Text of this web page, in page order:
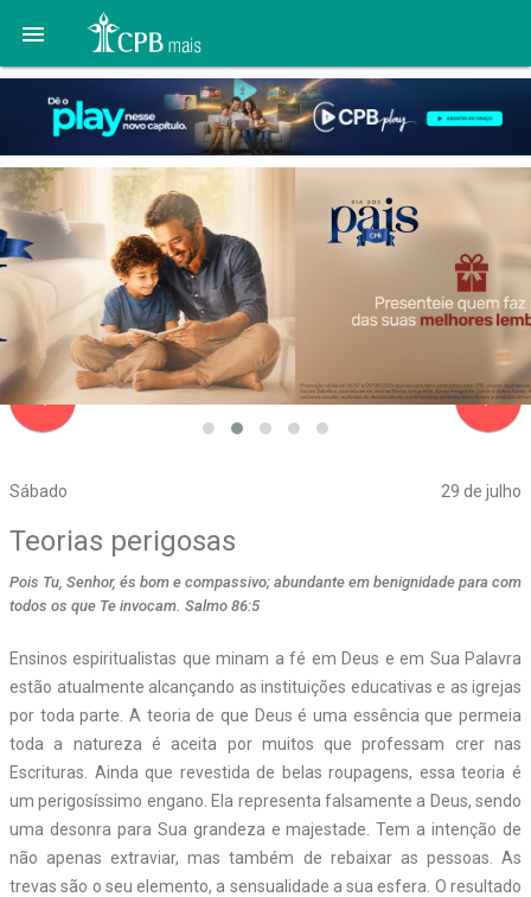

Sábado 29 de julho
navigate_before
Teorias perigosas
Pois Tu, Senhor, és bom e compassivo; abundante em benignidade para com
todos os que Te invocam. Salmo 86:5
Ensinos espiritualistas que minam a fé em Deus e em Sua Palavra
estão atualmente alcançando as instituições educativas e as igrejas
por toda parte. A teoria de que Deus é uma essência que permeia
toda a natureza é aceita por muitos que professam crer nas
Escrituras. Ainda que revestida de belas roupagens, essa teoria é
um perigosíssimo engano. Ela representa falsamente a Deus, sendo
uma desonra para Sua grandeza e majestade. Tem a intenção de
não apenas extraviar, mas também de rebaixar as pessoas. As
trevas são o seu elemento, a sensualidade a sua esfera. O resultado
navigate_next